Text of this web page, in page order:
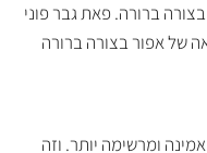
ברורה. פאת גבר פוני
של אפור בצורה ברורה
ומרשימה יותר. וזה